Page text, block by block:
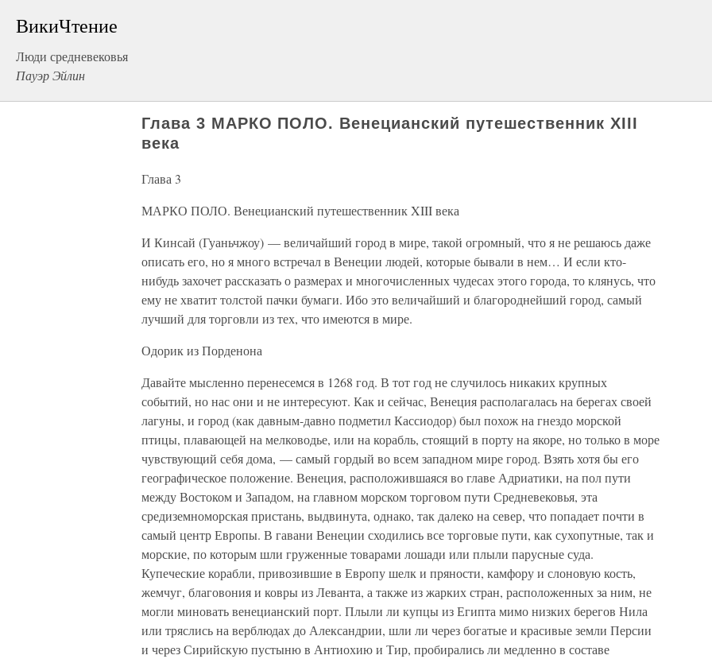
ВикиЧтение
Люди средневековья
Пауэр Эйлин
Глава 3 МАРКО ПОЛО. Венецианский путешественник XIII
века
Глава 3
МАРКО ПОЛО. Венецианский путешественник XIII века
И Кинсай (Гуаньчжоу) — величайший город в мире, такой огромный, что я не решаюсь даже
описать его, но я много встречал в Венеции людей, которые бывали в нем… И если кто-
нибудь захочет рассказать о размерах и многочисленных чудесах этого города, то клянусь, что
ему не хватит толстой пачки бумаги. Ибо это величайший и благороднейший город, самый
лучший для торговли из тех, что имеются в мире.
Одорик из Порденона
Давайте мысленно перенесемся в 1268 год. В тот год не случилось никаких крупных
событий, но нас они и не интересуют. Как и сейчас, Венеция располагалась на берегах своей
лагуны, и город (как давным-давно подметил Кассиодор) был похож на гнездо морской
птицы, плавающей на мелководье, или на корабль, стоящий в порту на якоре, но только в море
чувствующий себя дома, — самый гордый во всем западном мире город. Взять хотя бы его
географическое положение. Венеция, расположившаяся во главе Адриатики, на пол пути
между Востоком и Западом, на главном морском торговом пути Средневековья, эта
средиземноморская пристань, выдвинута, однако, так далеко на север, что попадает почти в
самый центр Европы. В гавани Венеции сходились все торговые пути, как сухопутные, так и
морские, по которым шли груженные товарами лошади или плыли парусные суда.
Купеческие корабли, привозившие в Европу шелк и пряности, камфору и слоновую кость,
жемчуг, благовония и ковры из Леванта, а также из жарких стран, расположенных за ним, не
могли миновать венецианский порт. Плыли ли купцы из Египта мимо низких берегов Нила
или тряслись на верблюдах до Александрии, шли ли через богатые и красивые земли Персии
и через Сирийскую пустыню в Антиохию и Тир, пробирались ли медленно в составе